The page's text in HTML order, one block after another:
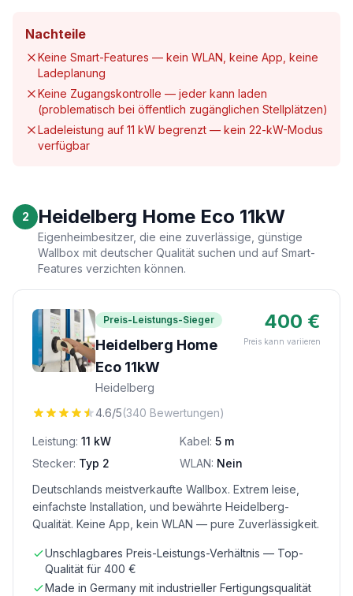
Nachteile
Keine Smart-Features — kein WLAN, keine App, keine
Ladeplanung
Keine Zugangskontrolle — jeder kann laden
(problematisch bei öffentlich zugänglichen Stellplätzen)
Ladeleistung auf 11 kW begrenzt — kein 22-kW-Modus
verfügbar
2 Heidelberg Home Eco 11kW
Eigenheimbesitzer, die eine zuverlässige, günstige
Wallbox mit deutscher Qualität suchen und auf Smart-
Features verzichten können.
Preis-Leistungs-Sieger
Heidelberg Home
Eco 11kW
Heidelberg
400 €
Preis kann variieren
4.6/5(340 Bewertungen)
Leistung: 11 kW Kabel: 5 m
Stecker: Typ 2 WLAN: Nein
Deutschlands meistverkaufte Wallbox. Extrem leise,
einfachste Installation, und bewährte Heidelberg-
Qualität. Keine App, kein WLAN — pure Zuverlässigkeit.
Unschlagbares Preis-Leistungs-Verhältnis — Top-
Qualität für 400 €
Made in Germany mit industrieller Fertigungsqualität